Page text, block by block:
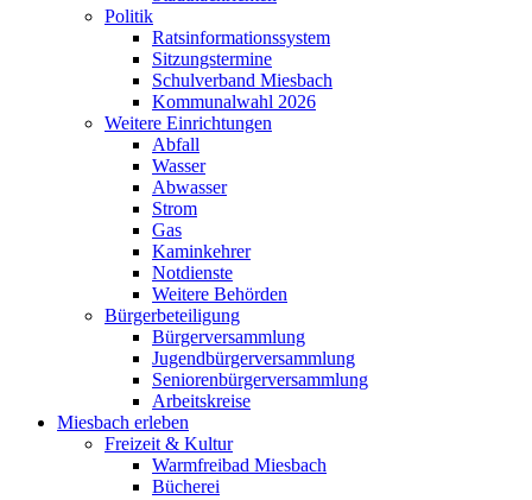
Politik
Ratsinformationssystem
Sitzungstermine
Schulverband Miesbach
Kommunalwahl 2026
Weitere Einrichtungen
Abfall
Wasser
Abwasser
Strom
Gas
Kaminkehrer
Notdienste
Weitere Behörden
Bürgerbeteiligung
Bürgerversammlung
Jugendbürgerversammlung
Seniorenbürgerversammlung
Arbeitskreise
Miesbach erleben
Freizeit & Kultur
Warmfreibad Miesbach
Bücherei